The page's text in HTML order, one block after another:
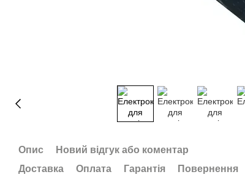
Опис
Новий відгук або коментар
Доставка
Оплата Гарантія Повернення